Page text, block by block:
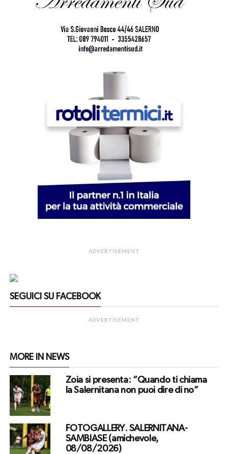
ADVERTISEMENT
SEGUICI SU FACEBOOK
ADVERTISEMENT
MORE IN NEWS
Zoia si presenta: “Quando ti chiama
la Salernitana non puoi dire di no”
FOTOGALLERY. SALERNITANA-
SAMBIASE (amichevole,
08/08/2026)